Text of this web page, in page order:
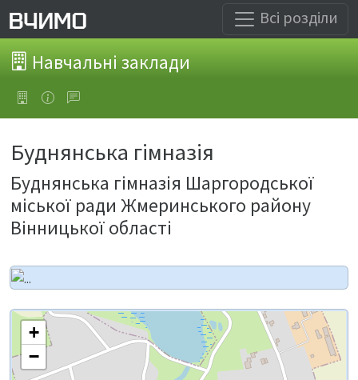
Всі розділи
Навчальні заклади
Буднянська гімназія
Буднянська гімназія Шаргородської
міської ради Жмеринського району
Вінницької області
+
−